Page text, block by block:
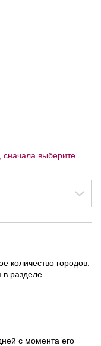
выберите
количество городов.
разделе
с момента его